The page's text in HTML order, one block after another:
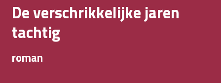
De verschrikkelijke jaren
tachtig
roman